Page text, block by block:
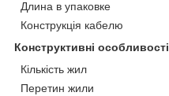
Длина в упаковке
Конструкція кабелю
Конструктивні особливості
Кількість жил
Перетин жили